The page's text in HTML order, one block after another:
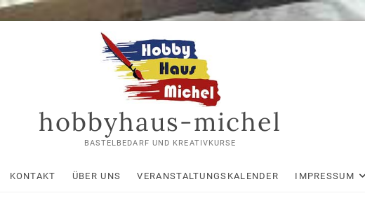
hobbyhaus-michel
BASTELBEDARF UND KREATIVKURSE
KONTAKT ÜBER UNS VERANSTALTUNGSKALENDER IMPRESSUM